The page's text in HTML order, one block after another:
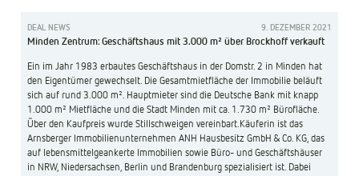
DEAL NEWS 9. DEZEMBER 2021
Minden Zentrum: Geschäftshaus mit 3.000 m² über Brockhoff verkauft
Ein im Jahr 1983 erbautes Geschäftshaus in der Domstr. 2 in Minden hat
den Eigentümer gewechselt. Die Gesamtmietfläche der Immobilie beläuft
sich auf rund 3.000 m². Hauptmieter sind die Deutsche Bank mit knapp
1.000 m² Mietfläche und die Stadt Minden mit ca. 1.730 m² Bürofläche.
Über den Kaufpreis wurde Stillschweigen vereinbart.Käuferin ist das
Arnsberger Immobilienunternehmen ANH Hausbesitz GmbH & Co. KG, das
auf lebensmittelgeankerte Immobilien sowie Büro- und Geschäftshäuser
in NRW, Niedersachsen, Berlin und Brandenburg spezialisiert ist. Dabei